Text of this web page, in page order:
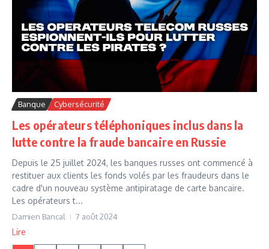
Banque Cybersécurité
Les opérateurs téléphoniques inclus dans la
lutte contre la fraude bancaire en Russie
Depuis le 25 juillet 2024, les banques russes ont commencé à
restituer aux clients les fonds volés par les fraudeurs dans le
cadre d'un nouveau système antipiratage de carte bancaire.
Les opérateurs t...
Damien Bancal 7 août 2024
Lire